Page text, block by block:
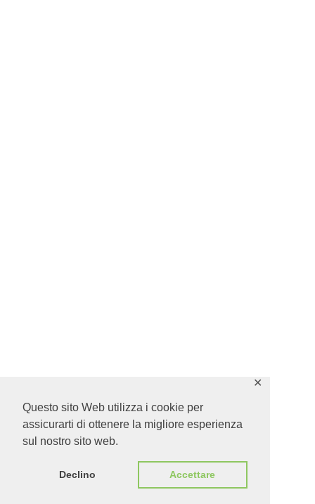
Questo sito Web utilizza i cookie per
assicurarti di ottenere la migliore esperienza
sul nostro sito web.
Declino Accettare
✕